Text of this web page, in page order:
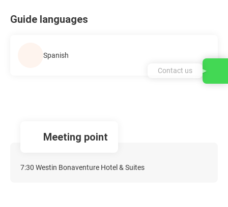
Guide languages
Spanish
Meeting point
7:30 Westin Bonaventure Hotel & Suites
Contact us